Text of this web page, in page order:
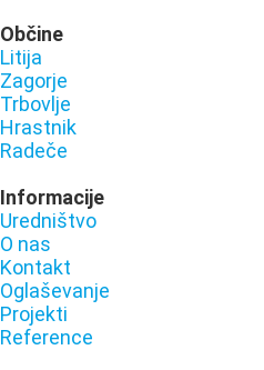
Občine
Litija
Zagorje
Trbovlje
Hrastnik
Radeče
Informacije
Uredništvo
O nas
Kontakt
Oglaševanje
Projekti
Reference